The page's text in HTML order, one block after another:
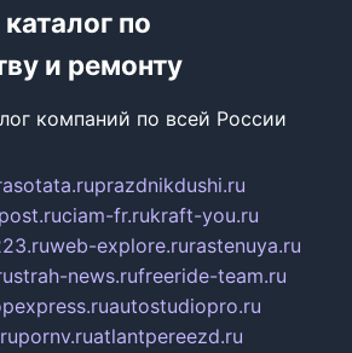
по
и ремонту
компаний по всей России
prazdnikdushi.ru
ciam-fr.rukraft-you.ru
web-explore.rurastenuya.ru
strah-news.rufreeride-team.ru
autostudiopro.ru
pornv.ruatlantpereezd.ru